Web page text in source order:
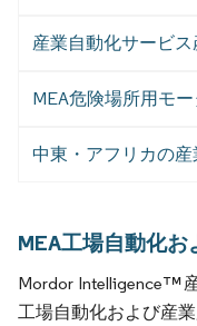
産業自動化サービス
MEA危険場所用モ
中東・アフリカの
MEA工場自動化
Mordor Intelligence™
工場自動化および産